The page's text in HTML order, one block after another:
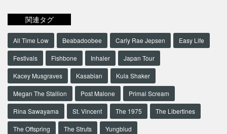
関連タグ
All Time Low Beabadoobee Carly Rae Jepsen Easy Life
Festivals Fishbone Inhaler Japan Tour
Kacey Musgraves Kasabian Kula Shaker
Megan The Stallion Post Malone Primal Scream
Rina Sawayama St. Vincent The 1975 The Libertines
The Offspring The Struts Yungblud